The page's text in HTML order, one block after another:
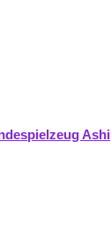
Ashi